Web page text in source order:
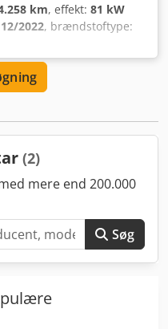
km, effekt: 81 kW
12/2022, brændstoftype:
totalvægt: 3020 kg.
(2)
mere end 200.000
Søg